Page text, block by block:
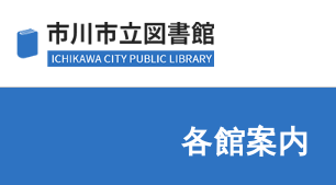
各館案内